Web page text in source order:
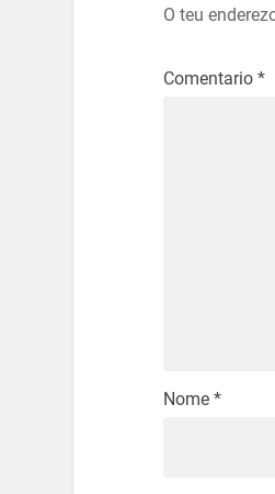
O teu
Comentario *
Nome *